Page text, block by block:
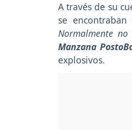
A través de su
se
Normalmente
Manzana
explosivos.